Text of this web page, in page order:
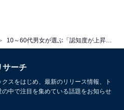
10～60代男女が選ぶ「認知度が上昇した女優」ランキング！ 2位は「佐々木舞香」、では1位は？
サーチ
スをはじめ、最新のリリース情報、ト
中で注目を集めている話題をお知らせ